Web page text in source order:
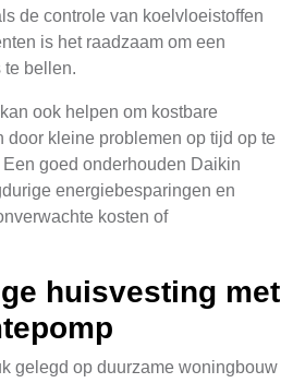
de controle van koelvloeistoffen
is het raadzaam om een
te bellen.
ook helpen om kostbare
door kleine problemen op tijd op te
goed onderhouden Daikin
energiebesparingen en
kosten of
huisvesting met
gelegd op duurzame woningbouw